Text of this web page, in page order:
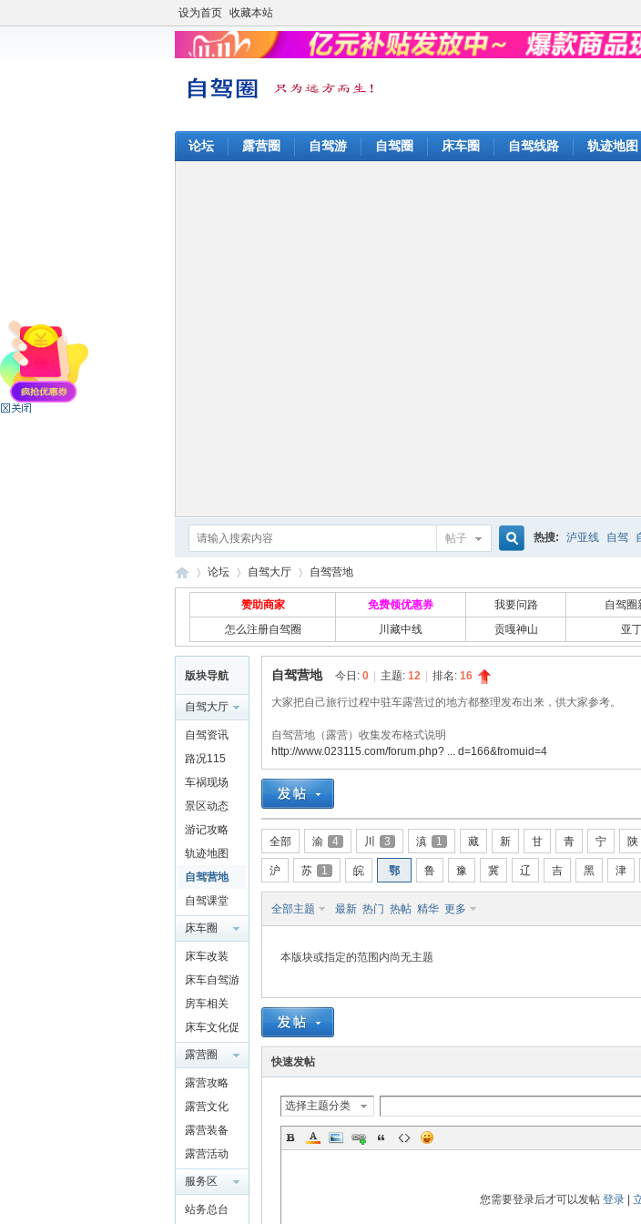
设为首页 收藏本站
论坛 露营圈 自驾游 自驾圈 床车圈 自驾线路 轨迹地图
帖子
索
热搜: 泸亚线 自驾
自
驾
»
论坛
›
自驾大厅
›
自驾营地
赞助商家 免费领优惠券 我要问路 自驾圈
怎么注册自驾圈
川藏中线 贡嘎神山 亚
版块导航
自驾大厅
自驾资讯
路况115
车祸现场
景区动态
游记攻略
轨迹地图
自驾营地
自驾课堂
床车圈
QQ群
4697975
91
床车改装
床车自驾游
房车相关
床车文化促
进交流
露营圈
露营攻略
露营文化
露营装备
露营活动
服务区
站务总台
自驾营地 今日: 0 主题: 12 排名: 16
大家把自己旅行过程中驻车露营过的地方都整理发布出来，供大家参考。
自驾营地（露营）收集发布格式说明
http://www.023115.com/forum.php? ... d=166&fromuid=4
全部 渝 4 川 3 滇 1 藏 新 甘 青 宁 陕
沪 苏 1 皖 鄂 鲁 豫 冀 辽 吉 黑 津
全部主题 最新 热门 热帖 精华 更多
本版块或指定的范围内尚无主题
快速发帖
选择主题分类
您需要登录后才可以发帖 登录|